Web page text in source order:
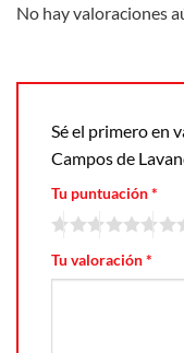
No hay valoraciones
Sé el primero en
Campos de
Tu puntuación*
Tu valoración*